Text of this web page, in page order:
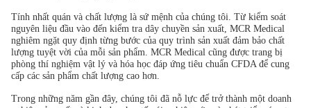
Tính nhất quán và chất lượng là sứ mệnh của chúng tôi. Từ kiểm soát
nguyên liệu đầu vào đến kiểm tra dây chuyền sản xuất, MCR Medical
nghiêm ngặt quy định từng bước của quy trình sản xuất đảm bảo chất
lượng tuyệt vời của mỗi sản phẩm. MCR Medical cũng được trang bị
phòng thí nghiệm vật lý và hóa học đáp ứng tiêu chuẩn CFDA để cung
cấp các sản phẩm chất lượng cao hơn.
Trong những năm gần đây, chúng tôi đã nỗ lực để trở thành một doanh